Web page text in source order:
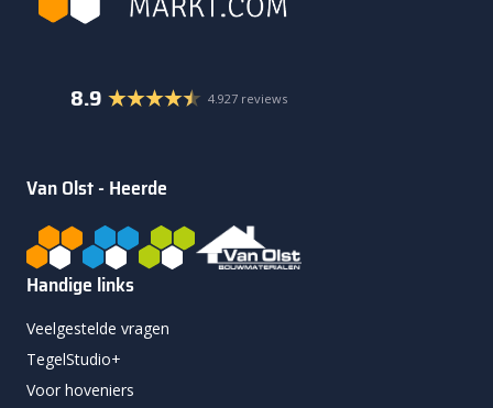
8.9 4.927 reviews
Van Olst - Heerde
Handige links
Veelgestelde vragen
TegelStudio+
Voor hoveniers